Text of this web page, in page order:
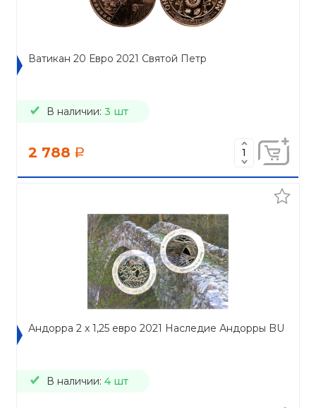
Ватикан 20 Евро 2021 Святой Петр
В наличии: 3 шт
2 788 a
Андорра 2 x 1,25 евро 2021 Наследие Андорры BU
В наличии: 4 шт